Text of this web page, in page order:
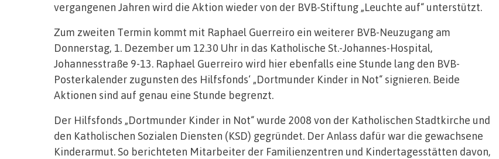
vergangenen Jahren wird die Aktion wieder von der BVB-Stiftung „Leuchte auf“ unterstützt.
Zum zweiten Termin kommt mit Raphael Guerreiro ein weiterer BVB-Neuzugang am
Donnerstag, 1. Dezember um 12.30 Uhr in das Katholische St.-Johannes-Hospital,
Johannesstraße 9-13. Raphael Guerreiro wird hier ebenfalls eine Stunde lang den BVB-
Posterkalender zugunsten des Hilfsfonds‘ „Dortmunder Kinder in Not“ signieren. Beide
Aktionen sind auf genau eine Stunde begrenzt.
Der Hilfsfonds „Dortmunder Kinder in Not“ wurde 2008 von der Katholischen Stadtkirche und
den Katholischen Sozialen Diensten (KSD) gegründet. Der Anlass dafür war die gewachsene
Kinderarmut. So berichteten Mitarbeiter der Familienzentren und Kindertagesstätten davon,